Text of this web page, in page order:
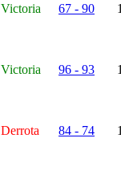
Victoria 67 - 90
Victoria 96 - 93
Derrota 84 - 74